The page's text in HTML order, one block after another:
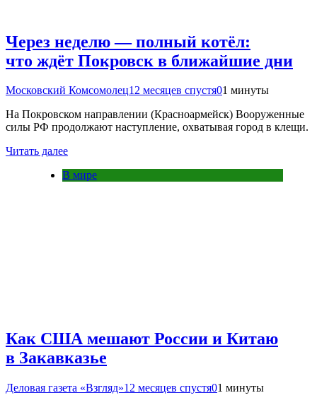
Через неделю — полный котёл:
что ждёт Покровск в ближайшие дни
Московский Комсомолец12 месяцев спустя01 минуты
На Покровском направлении (Красноармейск) Вооруженные
силы РФ продолжают наступление, охватывая город в клещи.
Читать далее
В мире
Как США мешают России и Китаю
в Закавказье
Деловая газета «Взгляд»12 месяцев спустя01 минуты